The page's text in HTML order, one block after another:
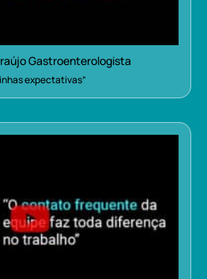
Gastroenterologista
expectativas”